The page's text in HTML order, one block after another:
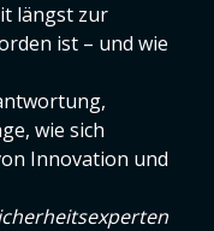
längst zur
ist – und wie
wie sich
Innovation und